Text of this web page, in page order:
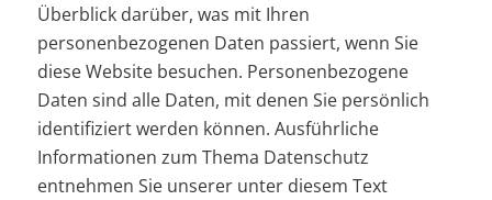
Überblick darüber, was mit Ihren
personenbezogenen Daten passiert, wenn Sie
diese Website besuchen. Personenbezogene
Daten sind alle Daten, mit denen Sie persönlich
identifiziert werden können. Ausführliche
Informationen zum Thema Datenschutz
entnehmen Sie unserer unter diesem Text